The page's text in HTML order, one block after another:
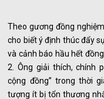
Theo gương đồng
cho biết ý định thúc đẩy
và cảnh báo hầu hết
2. Ông giải thích, chính
cộng đồng” trong thời
tượng ít bị tổn thương